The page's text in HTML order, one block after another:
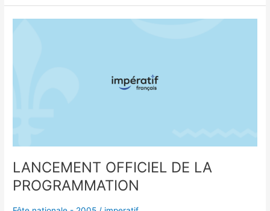
LANCEMENT OFFICIEL DE LA
PROGRAMMATION